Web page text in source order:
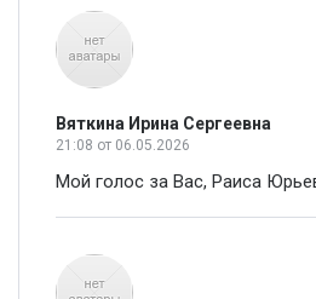
Вяткина Ирина Сергеевна
21:08 от 06.05.2026
Мой голос за Вас, Раиса